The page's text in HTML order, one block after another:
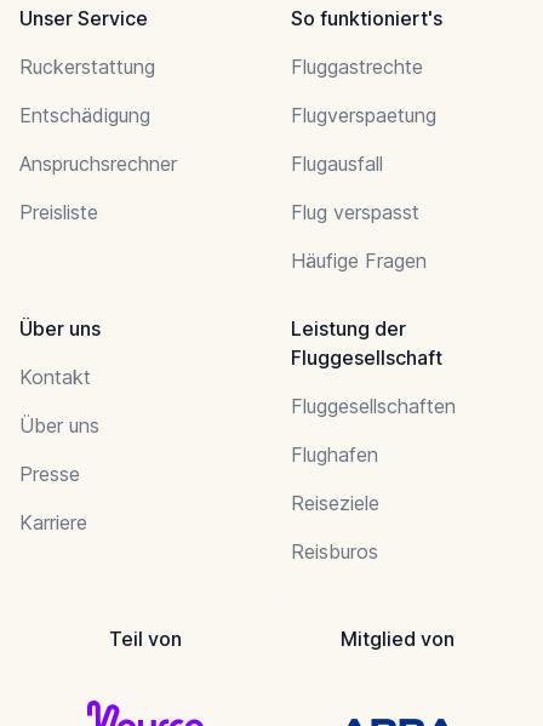
Unser Service
Ruckerstattung
Entschädigung
Anspruchsrechner
Preisliste
So funktioniert's
Fluggastrechte
Flugverspaetung
Flugausfall
Flug verspasst
Häufige Fragen
Über uns
Kontakt
Über uns
Presse
Karriere
Leistung der
Fluggesellschaft
Fluggesellschaften
Flughafen
Reiseziele
Reisburos
Teil von Mitglied von